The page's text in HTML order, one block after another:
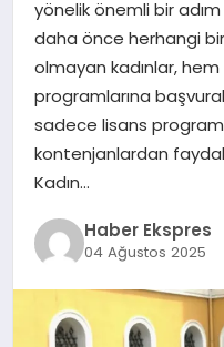
TEKNOLOJİ
SAĞLIK
MAGAZİN
yönelik önemli bir
daha önce herhangi
olmayan kadınlar,
programlarına
sadece lisans
kontenjanlardan
Kadın…
Haber Ekspres
04 Ağustos 2025